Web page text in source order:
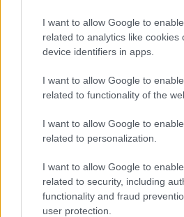
I want to allow Google to
related to analytics like cookies
device identifiers in apps.
I want to allow Google to
related to functionality of the
I want to allow Google to
related to personalization.
I want to allow Google to
related to security, including
functionality and fraud
user protection.
One Teaspoon And All
Body Die Instantly